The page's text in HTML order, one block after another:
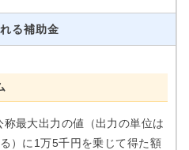
る補助金
最大出力の値（出力の単位は
）に1万5千円を乗じて得た額